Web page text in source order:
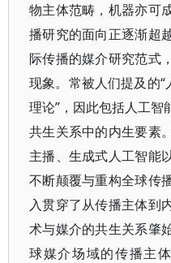
物主体范畴，机器亦可
播研究的面向正逐渐超
际传播的媒介研究范式
现象。常被人们提及的“
理论”，因此包括人工智
共生关系中的内生要素
主播、生成式人工智能
不断颠覆与重构全球传
入贯穿了从传播主体到
术与媒介的共生关系肇
球媒介场域的传播主